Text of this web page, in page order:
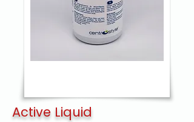
Active Liquid